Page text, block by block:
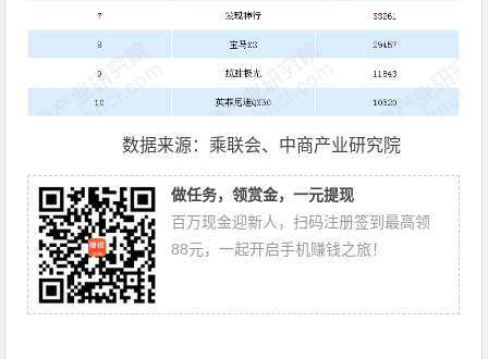
数据来源：乘联会、中商产业研究院
做任务，领赏金，一元提现
百万现金迎新人，扫码注册签到最高领
88元，一起开启手机赚钱之旅！